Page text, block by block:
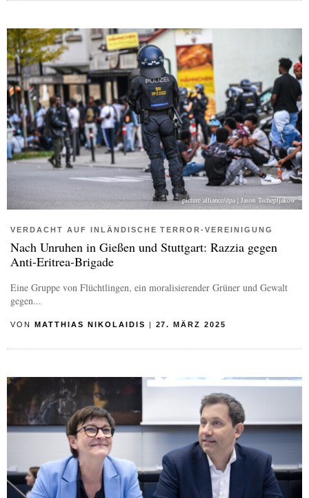
picture alliance/dpa | Jason Tschepljakow
VERDACHT AUF INLÄNDISCHE TERROR-VEREINIGUNG
Nach Unruhen in Gießen und Stuttgart: Razzia gegen
Anti-Eritrea-Brigade
Eine Gruppe von Flüchtlingen, ein moralisierender Grüner und Gewalt
gegen...
VON MATTHIAS NIKOLAIDIS 27. MÄRZ 2025